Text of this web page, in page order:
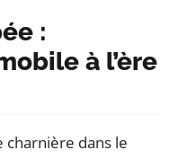
:
à l’ère
charnière dans le